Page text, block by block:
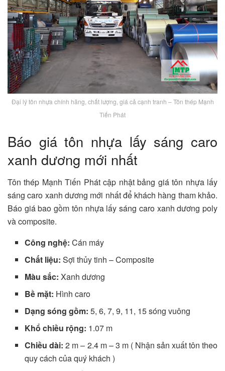
Đại lý tôn nhựa chính hãng, chất lượng, giá cả cạnh tranh – Tôn thép Mạnh
Tiến Phát
Báo giá tôn nhựa lấy sáng caro
xanh dương mới nhất
Tôn thép Mạnh Tiến Phát cập nhật bảng giá tôn nhựa lấy
sáng caro xanh dương mới nhất để khách hàng tham khảo.
Báo giá bao gồm tôn nhựa lấy sáng caro xanh dương poly
và composite.
Công nghệ: Cán máy
Chất liệu: Sợi thủy tinh – Composite
Màu sắc:Xanh dương
Bề mặt: Hình caro
Dạng sóng gồm: 5, 6, 7, 9, 11, 15 sóng vuông
Khổ chiều rộng: 1.07 m
Chiều dài: 2 m – 2.4 m – 3 m ( Nhận sản xuất tôn theo
quy cách của quý khách )